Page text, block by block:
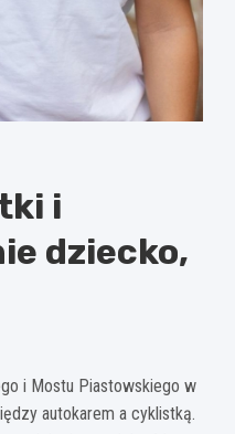
i
dziecko,
i Mostu Piastowskiego w
autokarem a cyklistką.